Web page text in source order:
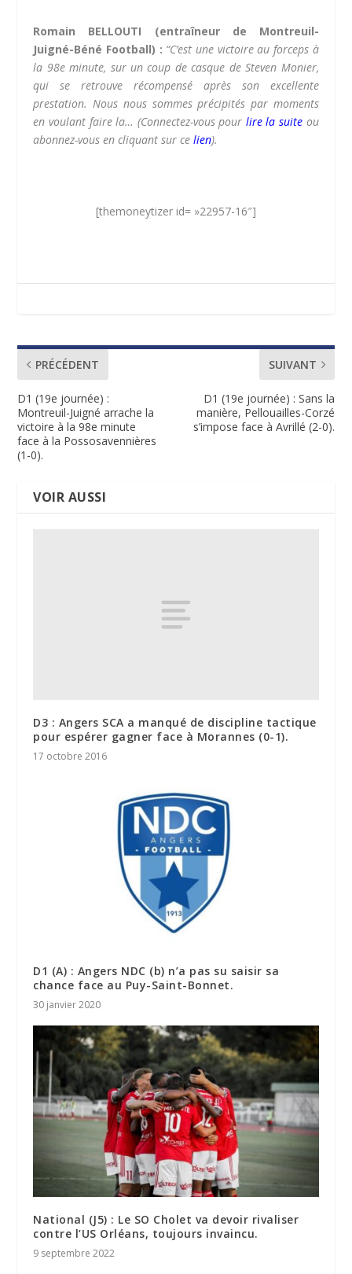
Romain BELLOUTI (entraîneur de Montreuil-
Juigné-Béné Football) : “C’est une victoire au forceps à
la 98e minute, sur un coup de casque de Steven Monier,
qui se retrouve récompensé après son excellente
prestation. Nous nous sommes précipités par moments
en voulant faire la… (Connectez-vous pour lire la suite ou
abonnez-vous en cliquant sur celien).
[themoneytizer id= »22957-16″]
PRÉCÉDENT
D1 (19e journée) :
Montreuil-Juigné arrache la
victoire à la 98e minute
face à la Possosavennières
(1-0).
SUIVANT
D1 (19e journée) : Sans la
manière, Pellouailles-Corzé
s’impose face à Avrillé (2-0).
VOIR AUSSI
D3 : Angers SCA a manqué de discipline tactique
pour espérer gagner face à Morannes (0-1).
17 octobre 2016
D1 (A) : Angers NDC (b) n’a pas su saisir sa
chance face au Puy-Saint-Bonnet.
30 janvier 2020
National (J5) : Le SO Cholet va devoir rivaliser
contre l’US Orléans, toujours invaincu.
9 septembre 2022